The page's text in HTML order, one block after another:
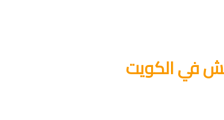
في الكويت